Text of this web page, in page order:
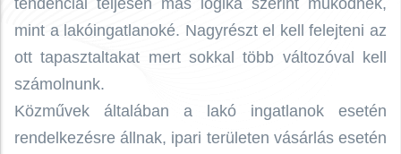
mint a lakóingatlanoké. Nagyrészt el kell felejteni az
ott tapasztaltakat mert sokkal több változóval kell
számolnunk.
Közművek általában a lakó ingatlanok esetén
rendelkezésre állnak, ipari területen vásárlás esetén